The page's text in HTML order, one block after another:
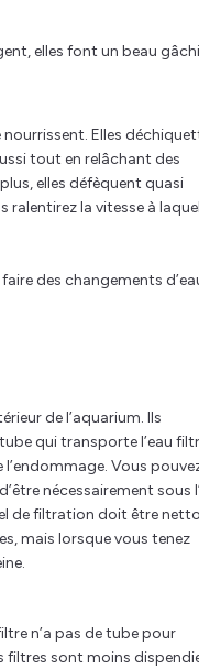
elles font un beau
Elles
tout en relâchant des
elles défèquent quasi
la vitesse à
des changements
de l’aquarium. Ils
qui transporte l’eau
Vous
nécessairement sous
de filtration doit être
mais lorsque vous tenez
n’a pas de tube pour
filtres sont moins